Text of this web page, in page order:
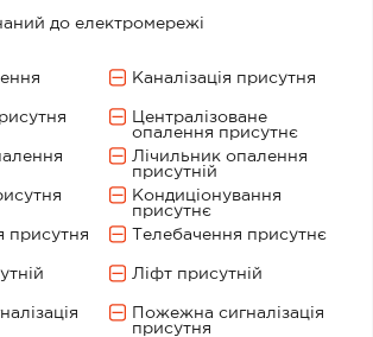
до електромережі
Каналізація присутня
Централізоване
опалення присутнє
Лічильник опалення
присутній
Кондиціонування
присутнє
присутня
Телебачення присутнє
Ліфт присутній
Пожежна сигналізація
присутня